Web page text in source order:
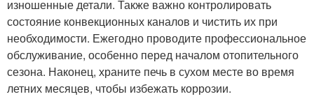
изношенные детали. Также важно контролировать
состояние конвекционных каналов и чистить их при
необходимости. Ежегодно проводите профессиональное
обслуживание, особенно перед началом отопительного
сезона. Наконец, храните печь в сухом месте во время
летних месяцев, чтобы избежать коррозии.